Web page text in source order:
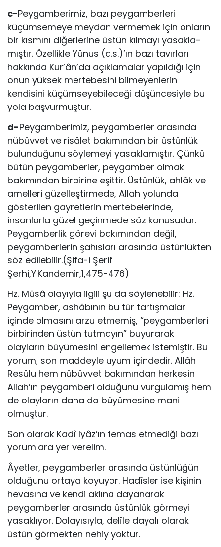
c-Peygamberimiz, bazı peygamberleri
küçümsemeye meydan ver­memek için onların
bir kısmını diğerlerine üstün kılmayı yasakla­
mıştır. Özellikle Yûnus (a.s.)’ın bazı tavırları
hakkında Kur’ân’da açıklamalar yapıldığı için
onun yüksek mertebesini bilmeyenlerin
kendisini küçümseyebileceği düşüncesiyle bu
yola başvurmuştur.
d-Peygamberimiz, peygamberler arasında
nübüvvet ve risâlet bakı­mından bir üstünlük
bulunduğunu söylemeyi yasaklamıştır. Çün­kü
bütün peygamberler, peygamber olmak
bakımından birbiri­ne eşittir. Üstünlük, ahlâk ve
amelleri güzelleştirmede, Allah yo­lunda
gösterilen gayretlerin mertebelerinde,
insanlarla güzel ge­çinmede söz konusudur.
Peygamberlik görevi bakımından değil,
peygamberlerin şahısları arasında üstünlükten
söz edilebilir.(Şifa-i Şerif
Şerhi,Y.Kandemir,1,475-476)
Hz. Mûsâ olayıyla ilgili şu da söylenebilir: Hz.
Peygamber, ashâbının bu tür tartışmalar
içinde olmasını arzu etmemiş, “peygamberleri
birbirinden üstün tutmayın” buyurarak
olayların büyümesini engelle­mek istemiştir. Bu
yorum, son maddeyle uyum içindedir. Allâh
Resûlu hem nübüvvet bakımından herkesin
Allah’ın peygamberi olduğu­nu vurgulamış hem
de olayların daha da büyümesine mani
olmuştur.
Son olarak Kadî Iyâz’ın temas etmediği bazı
yorumlara yer verelim.
Âyetler, peygamberler arasında üstünlüğün
olduğunu ortaya ko­yuyor. Hadîsler ise kişinin
hevasına ve kendi aklına dayanarak
peygamberler arasında üstünlük görmeyi
yasaklıyor. Dolayısıy­la, delîle dayalı olarak
üstün görmekten nehiy yoktur.